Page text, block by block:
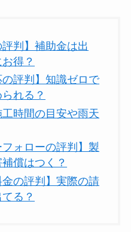
評判】補助金は出
得？
の評判】知識ゼロで
れる？
工時間の目安や雨天
フォローの評判】製
償はつく？
金の評判】実際の請
る？